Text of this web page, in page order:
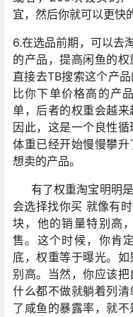
宜，然后你就可以更快
6.在选品前期，可以去
的产品，提高闲鱼的
直接去TB搜索这个产
比你下单价格高的产
单，后者的权重会越来
因此，这是一个良性
体重已经开始慢慢攀
想卖的产品。
有了权重淘宝明明是
会选择找你买 就像有
块，他的销量特别高
售。这个时候，你肯
底，权重等于曝光。
别高。当然，你应该
什么都不做就躺着列
了咸鱼的暴露率，就